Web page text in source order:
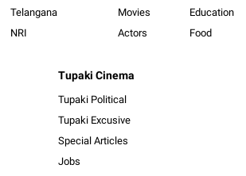
Telangana
NRI
Movies
Actors
Education
Food
Tupaki Cinema
Tupaki Political
Tupaki Excusive
Special Articles
Jobs